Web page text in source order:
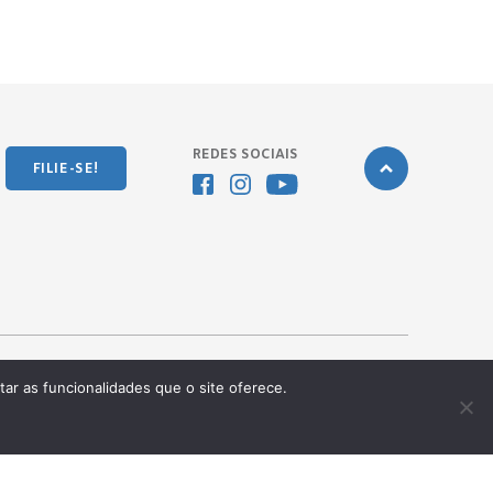
FILIE-SE!
REDES SOCIAIS
Desenvolvido pela
as funcionalidades que o site oferece.